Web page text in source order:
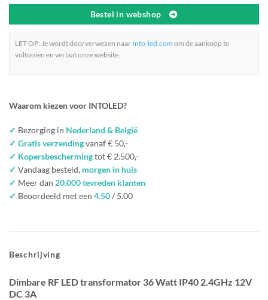
Bestel in webshop
LET OP: Je wordt doorverwezen naar Into-led.com om de aankoop te
voltooien en verlaat onze website.
Waarom kiezen voor INTOLED?
✓ Bezorging in Nederland & België
✓ Gratis verzendingvanaf € 50,-
✓ Kopersbeschermingtot € 2.500,-
✓ Vandaag besteld, morgen in huis
✓ Meer dan 20.000 tevreden klanten
✓ Beoordeeld met een 4.50/ 5.00
Beschrijving
Dimbare RF LED transformator 36 Watt IP40 2.4GHz 12V
DC 3A